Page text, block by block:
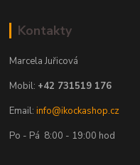
Kontakty
Marcela Juřicová
Mobil: +42 731519 176
Email:info@ikockashop.cz
Po - Pá 8:00 - 19:00 hod